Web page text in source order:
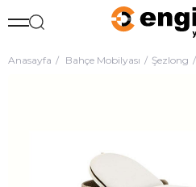
Anasayfa Bahçe Mobilyası Şezlong